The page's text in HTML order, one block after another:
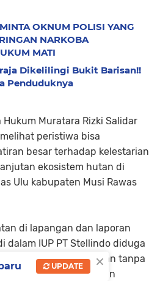
OKNUM POLISI YANG
NARKOBA
MATI
Dikelilingi Bukit Barisan!!
Penduduknya
Muratara Rizki Salidar
peristiwa bisa
besar terhadap kelestarian
ekosistem hutan di
Ulu kabupaten Musi Rawas
di lapangan dan laporan
dalam IUP PT Stellindo diduga
lahan atau hutan tanpa
serta melanggar aturan
×
UPDATE